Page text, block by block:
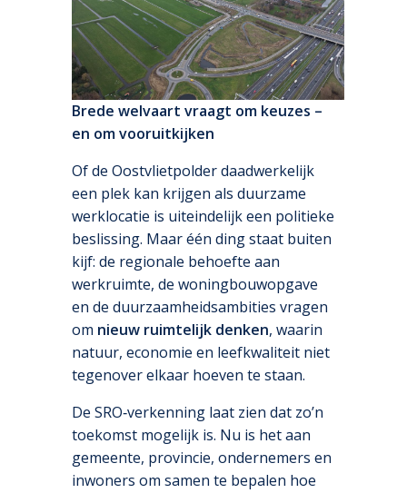
Brede welvaart vraagt om keuzes –
en om vooruitkijken
Of de Oostvlietpolder daadwerkelijk
een plek kan krijgen als duurzame
werklocatie is uiteindelijk een politieke
beslissing. Maar één ding staat buiten
kijf: de regionale behoefte aan
werkruimte, de woningbouwopgave
en de duurzaamheidsambities vragen
om nieuw ruimtelijk denken, waarin
natuur, economie en leefkwaliteit niet
tegenover elkaar hoeven te staan.
De SRO‑verkenning laat zien dat zo’n
toekomst mogelijk is. Nu is het aan
gemeente, provincie, ondernemers en
inwoners om samen te bepalen hoe